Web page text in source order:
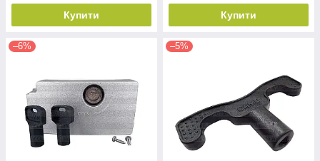
Купити Купити
–6% –5%